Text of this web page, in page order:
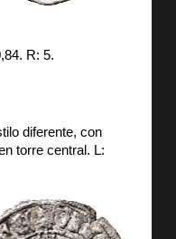
R: 5.
diferente, con
torre central. L: